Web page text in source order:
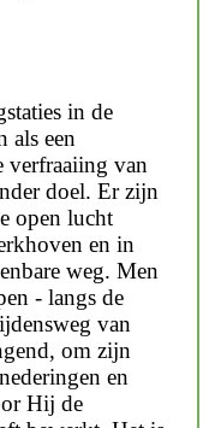
in de
als een
verfraaiing van
doel. Er zijn
open lucht
en in
weg. Men
- langs de
van
om zijn
en
Hij de